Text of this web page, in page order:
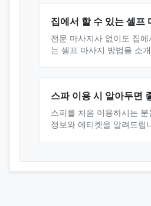
집에서 할 수 있는 셀프
전문 마사지사 없이도 집
는 셀프 마사지 방법을 소
스파 이용 시 알아두면
스파를 처음 이용하시는
정보와 에티켓을 알려드립